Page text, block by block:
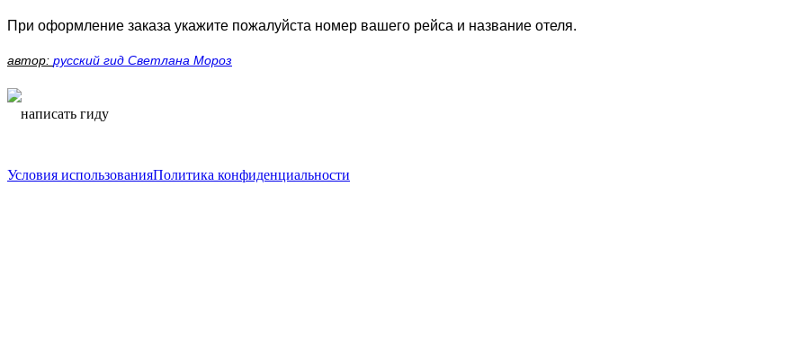
При оформление заказа укажите пожалуйста номер вашего рейса и название отеля.
автор: русский гид Светлана Мороз
написать гиду
Условия использованияПолитика конфиденциальности